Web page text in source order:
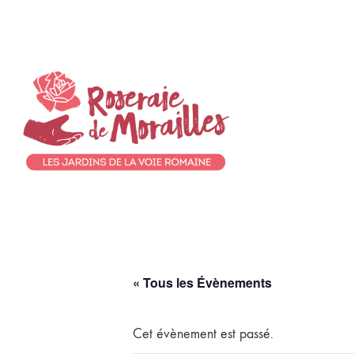
« Tous les Évènements
Cet évènement est passé.